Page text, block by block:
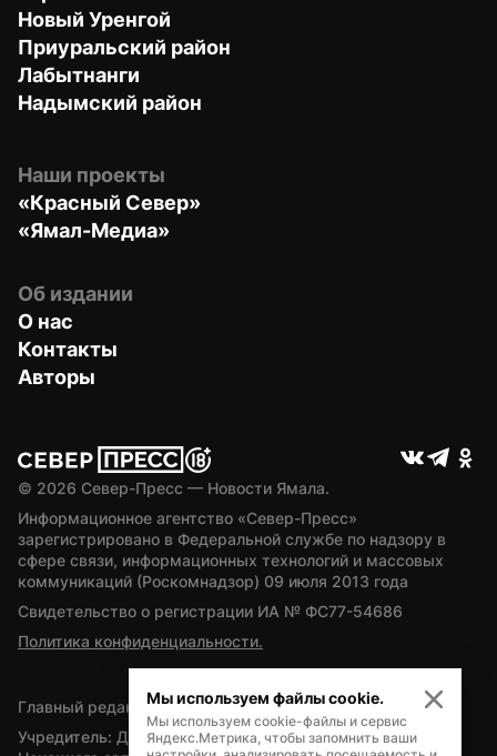
Новый Уренгой
Приуральский район
Лабытнанги
Надымский район
Наши проекты
«Красный Север»
«Ямал-Медиа»
Об издании
О нас
Контакты
Авторы
© 2026 Север-Пресс — Новости Ямала.
Информационное агентство «Север-Пресс»
зарегистрировано в Федеральной службе по надзору в
сфере связи, информационных технологий и массовых
коммуникаций (Роскомнадзор) 09 июля 2013 года
Свидетельство о регистрации ИА № ФС77-54686
Политика конфиденциальности.
Главный редактор — А.Л. Поздеев
Учредитель: Департамент внутренней политики Ямало-
Мы используем файлы cookie.
Мы используем cookie-файлы и сервис
Яндекс.Метрика, чтобы запомнить ваши